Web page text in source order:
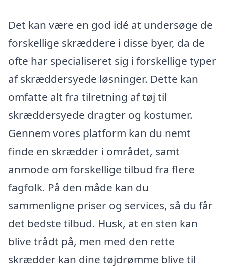
Det kan være en god idé at undersøge de
forskellige skræddere i disse byer, da de
ofte har specialiseret sig i forskellige typer
af skræddersyede løsninger. Dette kan
omfatte alt fra tilretning af tøj til
skræddersyede dragter og kostumer.
Gennem vores platform kan du nemt
finde en skrædder i området, samt
anmode om forskellige tilbud fra flere
fagfolk. På den måde kan du
sammenligne priser og services, så du får
det bedste tilbud. Husk, at en sten kan
blive trådt på, men med den rette
skrædder kan dine tøjdrømme blive til